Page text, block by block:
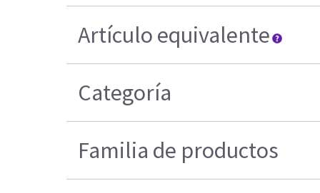
Artículo equivalente
Categoría
Familia de productos